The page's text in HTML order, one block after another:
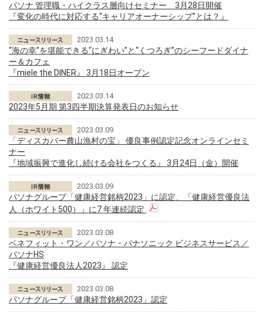
パソナ 管理職・ハイクラス層向けセミナー 3月28日開催
『変化の時代に対応する“キャリアオーナーシップ”とは？』
2023.03.14
“海の幸”を堪能できる“にぎわい”と“くつろぎ”のシーフードダイナ
ー＆カフェ
『miele the DINER』 3月18日オープン
2023.03.14
2023年5月期 第3四半期決算発表日のお知らせ
2023.03.09
「ディスカバー農山漁村の宝」 優良事例認定記念オンラインセミ
ナー
『地域振興で進化し続ける会社をつくる』 3月24日（金）開催
2023.03.09
パソナグループ「健康経営銘柄2023」に認定、「健康経営優良法
人（ホワイト500）」に7 年連続認定
2023.03.08
ベネフィット・ワン／パソナ・パナソニック ビジネスサービス／
パソナHS
『健康経営優良法人2023』 認定
2023.03.08
パソナグループ「健康経営銘柄2023」認定